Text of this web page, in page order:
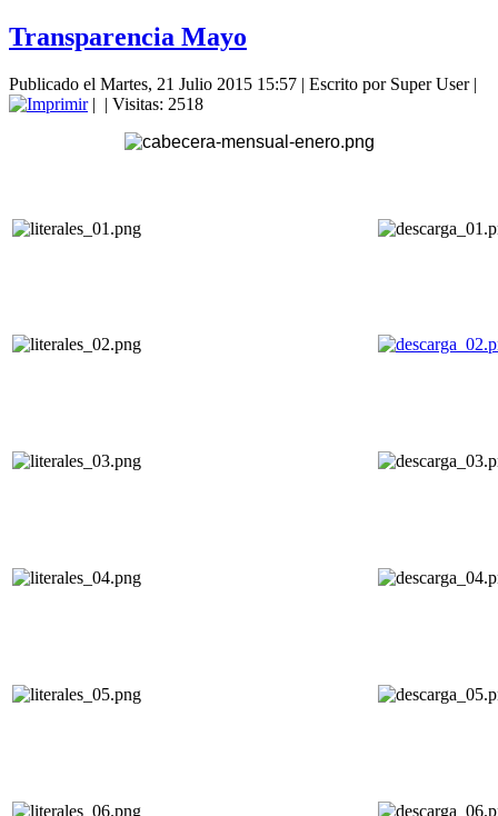
Transparencia Mayo
Publicado el Martes, 21 Julio 2015 15:57 | Escrito por Super User|
| | Visitas: 2518